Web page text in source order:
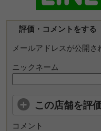
評価・コメントをする
メールアドレスが公開さ
ニックネーム
この店舗を評
コメント